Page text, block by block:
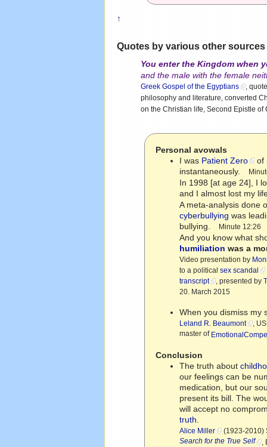
↑
Quotes by various other sources
You enter the Kingdom when
and the male with the female
Greek Gospel of the Egyptians
,
philosophy and literature, converted
on the Christian life, Second Epistle
Personal avowals
I was Patient Zero
of
instantaneously.
In 1998 [at age 24], I
and I almost lost my
A meta-analysis done
cyberbullying was
bullying.
Minute 12:26
And you know what
humiliation was a
Video presentation by
to a politicalsex scandal
transcript
, presented by
20. March 2015
When you dismiss my
Leland R. Beaumont ,
master of
Conclusion
The truth about
our feelings can be
medication, but our
present its bill. The
will accept no
truth
Alice Miller (1923-2010)
Search for the True Self ,